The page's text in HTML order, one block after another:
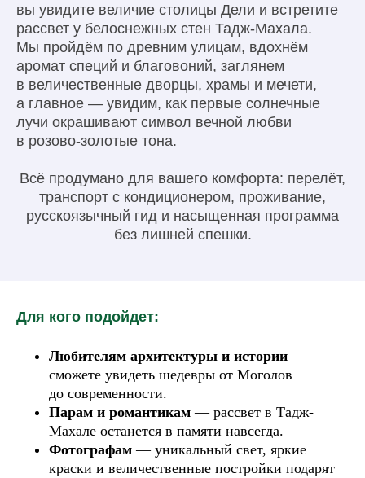
вы увидите величие столицы Дели и встретите
рассвет у белоснежных стен Тадж-Махала.
Мы пройдём по древним улицам, вдохнём
аромат специй и благовоний, заглянем
в величественные дворцы, храмы и мечети,
а главное — увидим, как первые солнечные
лучи окрашивают символ вечной любви
в розово-золотые тона.
Всё продумано для вашего комфорта: перелёт,
транспорт с кондиционером, проживание,
русскоязычный гид и насыщенная программа
без лишней спешки.
Для кого подойдет:
Любителям архитектуры и истории —
сможете увидеть шедевры от Моголов
до современности.
Парам и романтикам — рассвет в Тадж-
Махале останется в памяти навсегда.
Фотографам — уникальный свет, яркие
краски и величественные постройки подарят